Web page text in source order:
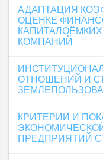
АДАПТАЦИЯ
ОЦЕНКЕ
КОМПАНИЙ
ОТНОШЕНИЙ И
КРИТЕРИИ И
ПРЕДПРИЯТИЙ